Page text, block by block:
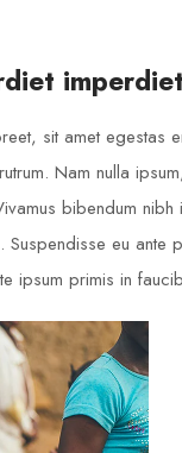
sit amet egestas
Nam nulla
bibendum
eu
ipsum primis in